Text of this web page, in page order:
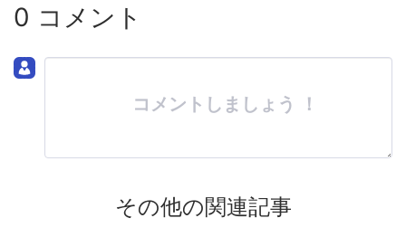
0 コメント
コメントしましょう ！
その他の関連記事